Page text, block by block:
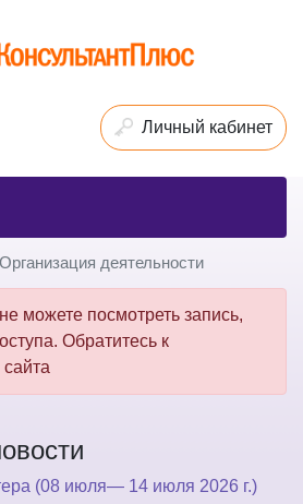
Личный кабинет
Организация деятельности
можете посмотреть запись,
Обратитесь к
(08 июля— 14 июля 2026 г.)